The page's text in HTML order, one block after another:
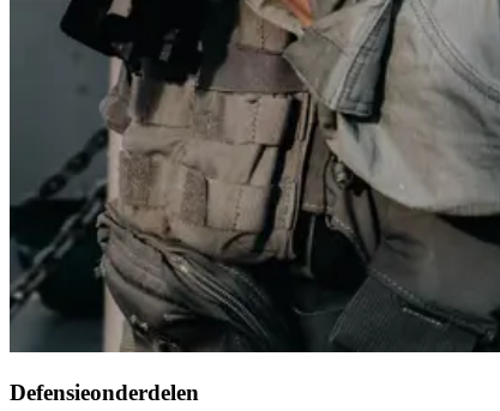
Defensieonderdelen